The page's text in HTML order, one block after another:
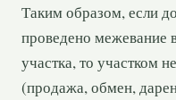
Таким образом, если
проведено межевание
участка, то участком
(продажа, обмен,